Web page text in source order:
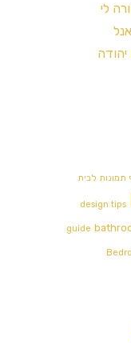
לי
תמונות לבית
design tips
guide